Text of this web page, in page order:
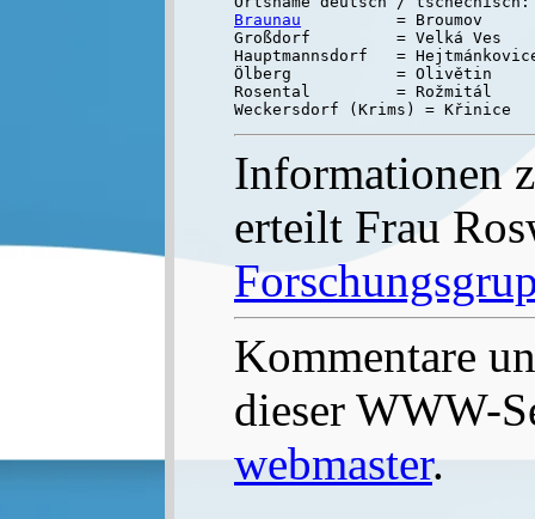
Braunau
          = Broumov
Großdorf         = Velká Ves
Hauptmannsdorf   =
Ölberg           = Olivětin
Rosental         = Rožmitál
Informationen
erteilt Frau
Kommentare
dieser WWW-
webmaster.